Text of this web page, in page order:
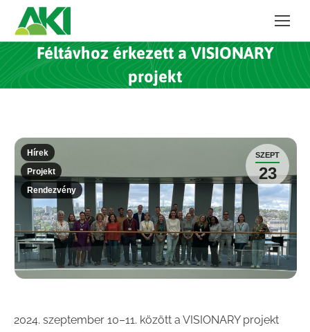
Féltávhoz érkezett a VISIONARY
projekt
SZEPT
23
Hírek
Projekt
Rendezvény
2024. szeptember 10–11. között a VISIONARY projekt